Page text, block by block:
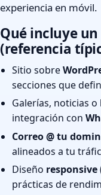
experiencia en móvil.
Qué incluye
(referencia
Sitio sobre
secciones que
Galerías, noticias
integración con
Correo @ tu
alineados a tu
Diseño responsive
prácticas de